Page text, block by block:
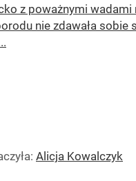
z poważnymi
nie zdawała sobie
Alicja Kowalczyk